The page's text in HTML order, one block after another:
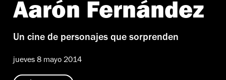
Aarón Fernández
Un cine de personajes que sorprenden
jueves 8 mayo 2014